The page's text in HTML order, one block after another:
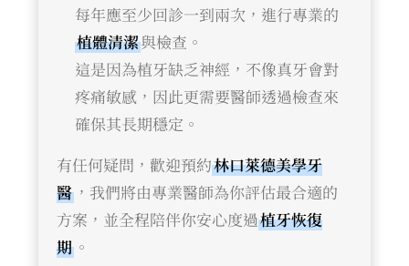
每年應至少回診一到兩次，進行專業的
植體清潔與檢查。
這是因為植牙缺乏神經，不像真牙會對
疼痛敏感，因此更需要醫師透過檢查來
確保其長期穩定。
有任何疑問，歡迎預約林口萊德美學牙
醫 ，我們將由專業醫師為你評估最合適的
方案，並全程陪伴你安心度過植牙恢復
期 。